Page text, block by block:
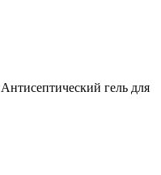
Антисептический гель для